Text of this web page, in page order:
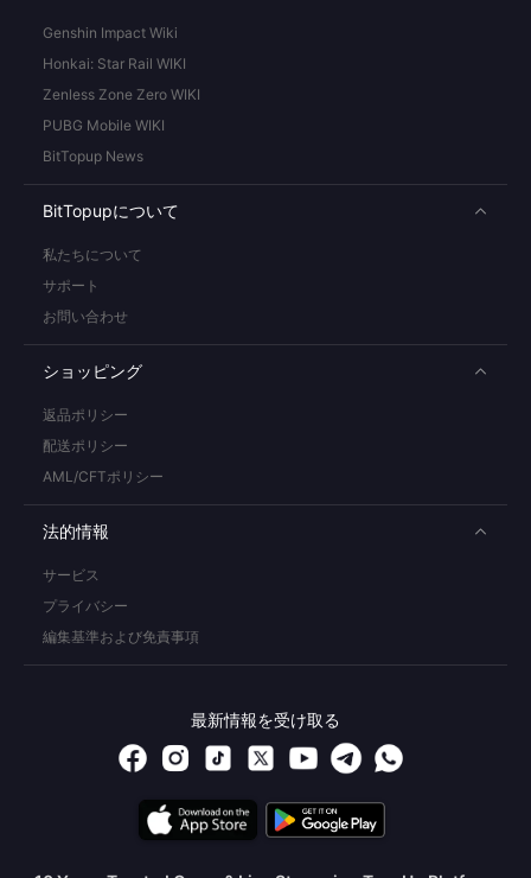
Genshin Impact Wiki
Honkai: Star Rail WIKI
Zenless Zone Zero WIKI
PUBG Mobile WIKI
BitTopup News
BitTopupについて
私たちについて
サポート
お問い合わせ
ショッピング
返品ポリシー
配送ポリシー
AML/CFTポリシー
法的情報
サービス
プライバシー
編集基準および免責事項
最新情報を受け取る